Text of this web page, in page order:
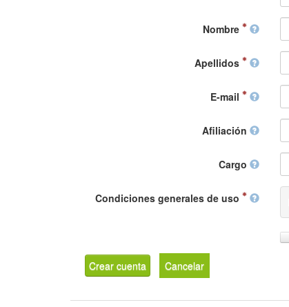
Nombre
Apellidos
E-mail
Afiliación
Cargo
Condiciones generales de uso
Crear cuenta Cancelar